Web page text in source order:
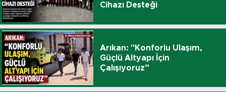
Cihazı Desteği
Arıkan: "Konforlu Ulaşım,
Güçlü Altyapı İçin
Çalışıyoruz”